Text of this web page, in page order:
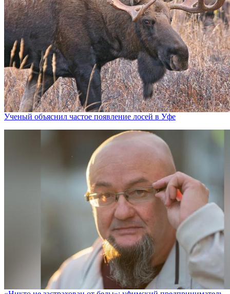
Ученый объяснил частое появление лосей в Уфе